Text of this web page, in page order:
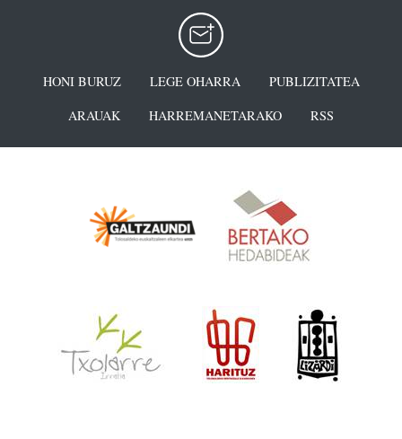
HONI BURUZ LEGE OHARRA
PUBLIZITATEA
ARAUAK
HARREMANETARAKO RSS